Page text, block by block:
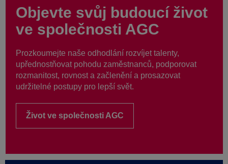
Objevte svůj budoucí život
ve společnosti AGC
Prozkoumejte naše odhodlání rozvíjet talenty,
upřednostňovat pohodu zaměstnanců, podporovat
rozmanitost, rovnost a začlenění a prosazovat
udržitelné postupy pro lepší svět.
Život ve společnosti AGC